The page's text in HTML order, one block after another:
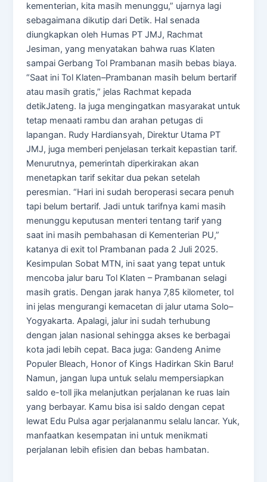
kementerian, kita masih menunggu,” ujarnya lagi
sebagaimana dikutip dari Detik. Hal senada
diungkapkan oleh Humas PT JMJ, Rachmat
Jesiman, yang menyatakan bahwa ruas Klaten
sampai Gerbang Tol Prambanan masih bebas biaya.
“Saat ini Tol Klaten–Prambanan masih belum bertarif
atau masih gratis,” jelas Rachmat kepada
detikJateng. Ia juga mengingatkan masyarakat untuk
tetap menaati rambu dan arahan petugas di
lapangan. Rudy Hardiansyah, Direktur Utama PT
JMJ, juga memberi penjelasan terkait kepastian tarif.
Menurutnya, pemerintah diperkirakan akan
menetapkan tarif sekitar dua pekan setelah
peresmian. “Hari ini sudah beroperasi secara penuh
tapi belum bertarif. Jadi untuk tarifnya kami masih
menunggu keputusan menteri tentang tarif yang
saat ini masih pembahasan di Kementerian PU,”
katanya di exit tol Prambanan pada 2 Juli 2025.
Kesimpulan Sobat MTN, ini saat yang tepat untuk
mencoba jalur baru Tol Klaten – Prambanan selagi
masih gratis. Dengan jarak hanya 7,85 kilometer, tol
ini jelas mengurangi kemacetan di jalur utama Solo–
Yogyakarta. Apalagi, jalur ini sudah terhubung
dengan jalan nasional sehingga akses ke berbagai
kota jadi lebih cepat. Baca juga: Gandeng Anime
Populer Bleach, Honor of Kings Hadirkan Skin Baru!
Namun, jangan lupa untuk selalu mempersiapkan
saldo e-toll jika melanjutkan perjalanan ke ruas lain
yang berbayar. Kamu bisa isi saldo dengan cepat
lewat Edu Pulsa agar perjalananmu selalu lancar. Yuk,
manfaatkan kesempatan ini untuk menikmati
perjalanan lebih efisien dan bebas hambatan.